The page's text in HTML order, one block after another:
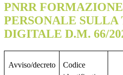
PNRR
PERSONALE SULLA
DIGITALE D.M. 66/
Avviso/decreto
Codice